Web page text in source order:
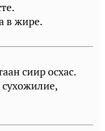
в жире.
сиир осхас.